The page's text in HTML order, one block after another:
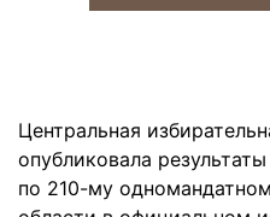
Центральная
опубликовала
по 210-му